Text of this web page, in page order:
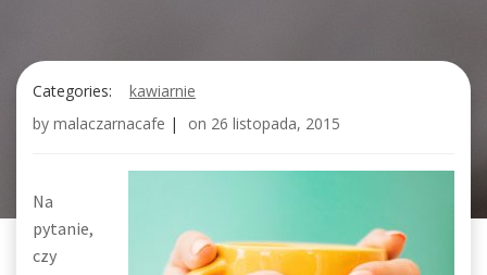
Categories:
kawiarnie
by malaczarnacafe | on 26 listopada, 2015
Na
pytanie,
czy